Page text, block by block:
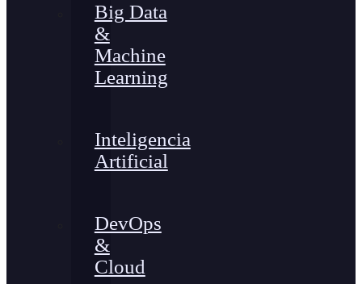
Big Data
&
Machine
Learning
Inteligencia
Artificial
DevOps
&
Cloud